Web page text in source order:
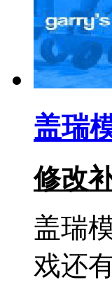
盖瑞
修改
盖瑞
戏还